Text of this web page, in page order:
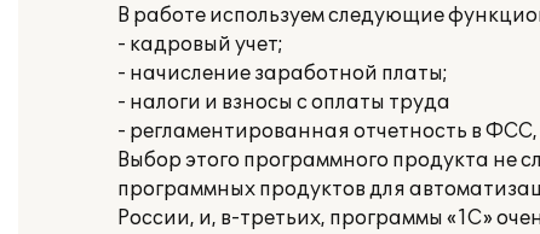
В работе используем следующие
- кадровый учет;
- начисление заработной платы;
- налоги и взносы с оплаты труда
- регламентированная отчетность в
Выбор этого программного продукта не
программных продуктов для
России, и, в-третьих, программы «1С»